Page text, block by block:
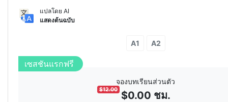
แปลโดย AI
แสดงต้นฉบับ
A1 A2
เซสชันแรกฟรี
จองบทเรียนส่วนตัว
$12.00 $0.00 ชม.